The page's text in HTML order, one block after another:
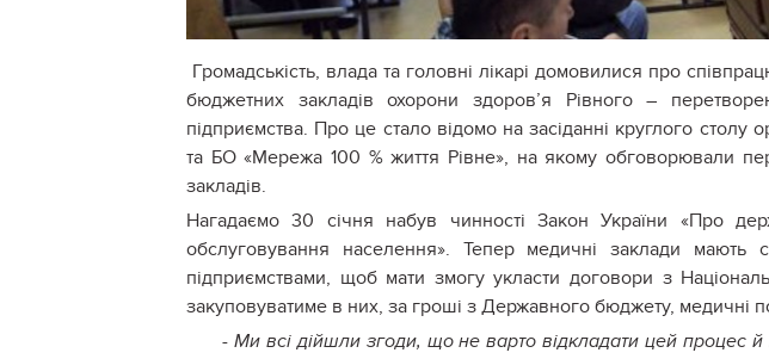
Громадськість, влада та головні лікарі домовилися про
бюджетних закладів охорони здоров’я Рівного –
підприємства. Про це стало відомо на засіданні круглого
та БО «Мережа 100 % життя Рівне», на якому обговорювали
закладів.
Нагадаємо 30 січня набув чинності Закон України «Про
обслуговування населення». Тепер медичні заклади мають
підприємствами, щоб мати змогу укласти договори з
закуповуватиме в них, за гроші з Державного бюджету, медичні
- Ми всі дійшли згоди, що не варто відкладати цей процес